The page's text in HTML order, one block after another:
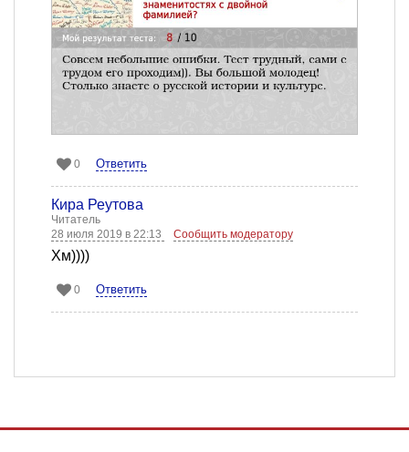
0 Ответить
Кира Реутова
Читатель
28 июля 2019 в 22:13
Сообщить модератору
Хм))))
0 Ответить